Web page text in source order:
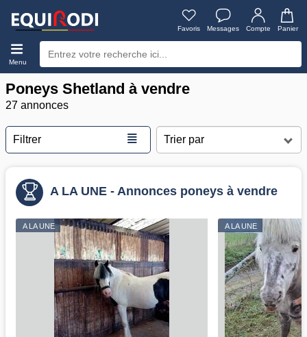
Favoris Messages Compte Panier
Menu
Poneys Shetland à vendre
27 annonces
Filtrer ≣
A LA UNE - Annonces poneys à vendre
A LA UNE A LA UNE